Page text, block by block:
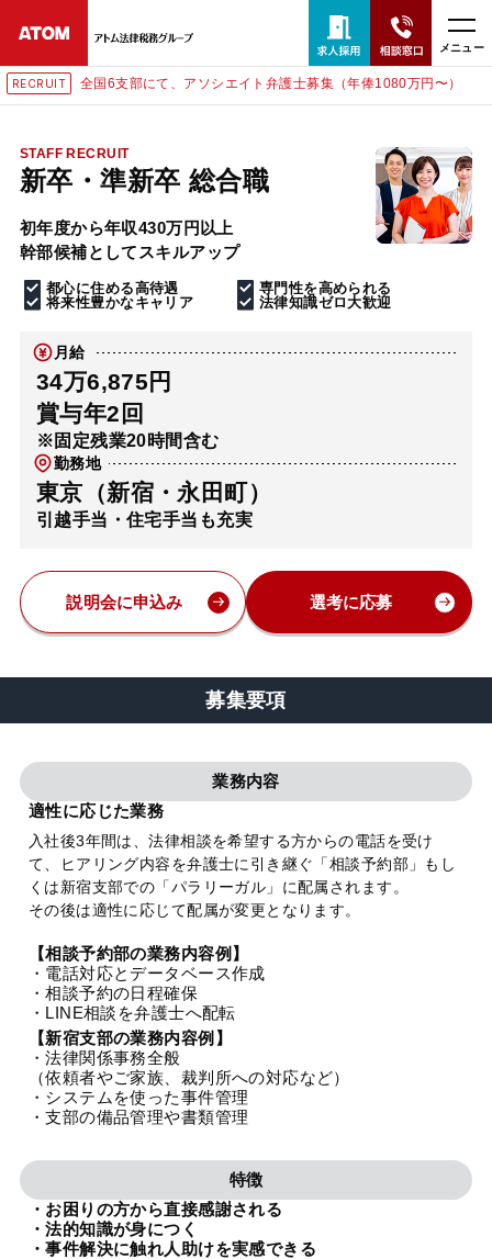
メニュー
全国6支部にて、アソシエイト弁護士募集（年俸1080万円〜）
STAFF RECRUIT
新卒・準新卒 総合職
初年度から年収430万円以上
幹部候補としてスキルアップ
都心に住める高待遇
専門性を高められる
将来性豊かなキャリア
法律知識ゼロ大歓迎
月給
34万6,875円
賞与年2回
※固定残業20時間含む
勤務地
東京（新宿・永田町）
引越手当・住宅手当も充実
説明会に申込み 選考に応募
募集要項
業務内容
適性に応じた業務
入社後3年間は、法律相談を希望する方からの電話を受け
て、ヒアリング内容を弁護士に引き継ぐ「相談予約部」もし
くは新宿支部での「パラリーガル」に配属されます。
その後は適性に応じて配属が変更となります。
【相談予約部の業務内容例】
・電話対応とデータベース作成
・相談予約の日程確保
・LINE相談を弁護士へ配転
【新宿支部の業務内容例】
・法律関係事務全般
（依頼者やご家族、裁判所への対応など）
・システムを使った事件管理
・支部の備品管理や書類管理
特徴
・お困りの方から直接感謝される
・法的知識が身につく
・事件解決に触れ人助けを実感できる
24時間365日全国対応
無料相談窓口はこちら
電話・LINE・メールで相談予約受付中
ホーム
解決実績
アクセス
弁護士・税理士
お知らせ
特設サイト
法人グループ
プライバシーポリシー 利用規約 内部通報
TikTok受賞 定義集